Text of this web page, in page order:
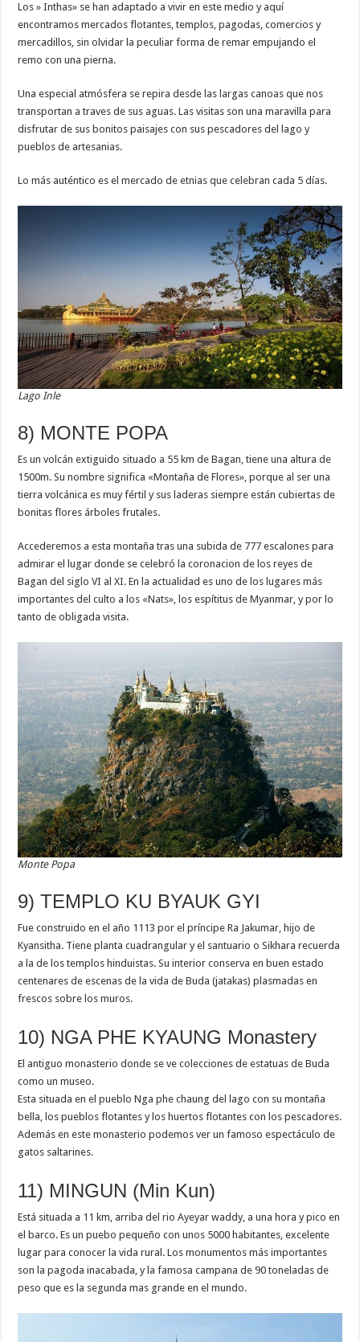
Los » Inthas» se han adaptado a vivir en este medio y aquí
encontramos mercados flotantes, templos, pagodas, comercios y
mercadillos, sin olvidar la peculiar forma de remar empujando el
remo con una pierna.
Una especial atmósfera se repira desde las largas canoas que nos
transportan a traves de sus aguas. Las visitas son una maravilla para
disfrutar de sus bonitos paisajes con sus pescadores del lago y
pueblos de artesanias.
Lo más auténtico es el mercado de etnias que celebran cada 5 días.
Lago Inle
8) MONTE POPA
Es un volcán extiguido situado a 55 km de Bagan, tiene una altura de
1500m. Su nombre significa «Montaña de Flores», porque al ser una
tierra volcánica es muy fértil y sus laderas siempre están cubiertas de
bonitas flores árboles frutales.
Accederemos a esta montaña tras una subida de 777 escalones para
admirar el lugar donde se celebró la coronacion de los reyes de
Bagan del siglo VI al XI. En la actualidad es uno de los lugares más
importantes del culto a los «Nats», los espítitus de Myanmar, y por lo
tanto de obligada visita.
Monte Popa
9) TEMPLO KU BYAUK GYI
Fue construido en el año 1113 por el príncipe Ra Jakumar, hijo de
Kyansitha. Tiene planta cuadrangular y el santuario o Sikhara recuerda
a la de los templos hinduistas. Su interior conserva en buen estado
centenares de escenas de la vida de Buda (jatakas) plasmadas en
frescos sobre los muros.
10) NGA PHE KYAUNG Monastery
El antiguo monasterio donde se ve colecciones de estatuas de Buda
como un museo.
Esta situada en el pueblo Nga phe chaung del lago con su montaña
bella, los pueblos flotantes y los huertos flotantes con los pescadores.
Además en este monasterio podemos ver un famoso espectáculo de
gatos saltarines.
11) MINGUN (Min Kun)
Está situada a 11 km, arriba del rio Ayeyar waddy, a una hora y pico en
el barco. Es un puebo pequeño con unos 5000 habitantes, excelente
lugar para conocer la vida rural. Los monumentos más importantes
son la pagoda inacabada, y la famosa campana de 90 toneladas de
peso que es la segunda mas grande en el mundo.